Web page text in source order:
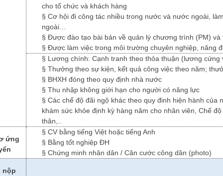
cho tổ chức và khách hàng
§ Cơ hội đi công tác nhiều trong nước và nước ngoài,
ngoài…
§ Được đào tạo bài bản về quản lý chương trình (PM) và
§ Được làm việc trong môi trường chuyên nghiệp, năng
§ Lương chính: Cạnh tranh theo thỏa thuận (lương cứng
§ Thưởng theo sự kiện, kết quả công việc theo năm;
§ BHXH đóng theo quy định nhà nước
§ Thu nhập không giới hạn cho người có năng lực
§ Các chế độ đãi ngộ khác theo quy đinh hiện hành
khám sức khỏe định kỳ hàng năm cho nhân viên, Chế
thân,..
ứng
§ CV bằng tiếng Việt hoặc tiếng Anh
§ Bằng tốt nghiệp ĐH
§ Chứng minh nhân dân / Căn cước công dân (photo)
nộp